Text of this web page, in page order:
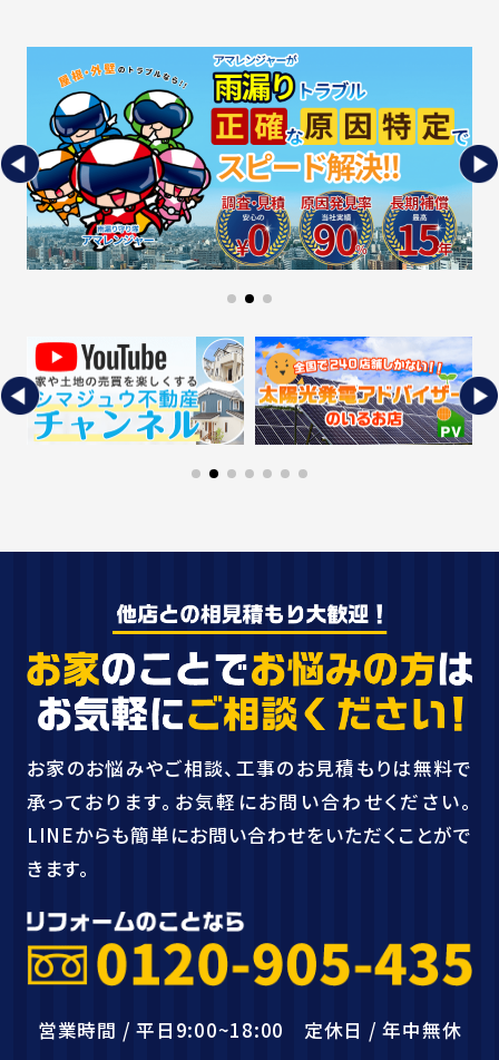
お家のお悩みやご相談、工事のお見積もりは無料で
承っております。お気軽にお問い合わせください。
LINEからも簡単にお問い合わせをいただくことがで
きます。
営業時間 / 平日9:00~18:00 定休日 / 年中無休